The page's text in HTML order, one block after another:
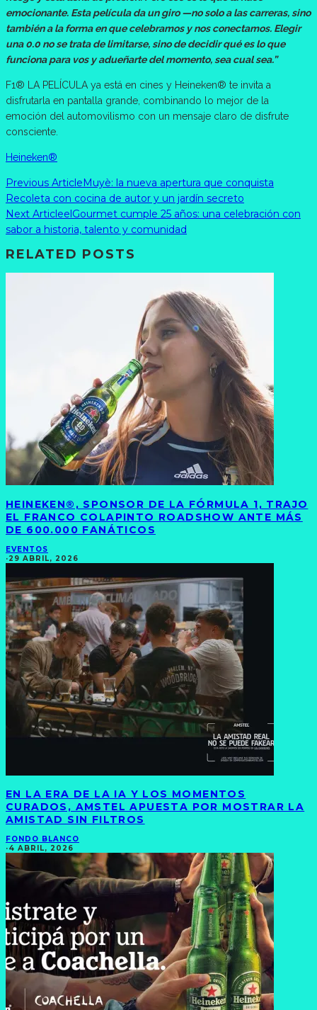
emocionante. Esta película da un giro —no solo a las carreras, sino
también a la forma en que celebramos y nos conectamos. Elegir
una 0.0 no se trata de limitarse, sino de decidir qué es lo que
funciona para vos y adueñarte del momento, sea cual sea.”
F1® LA PELÍCULA ya está en cines y Heineken® te invita a
disfrutarla en pantalla grande, combinando lo mejor de la
emoción del automovilismo con un mensaje claro de disfrute
consciente.
Heineken®
Previous ArticleMuyè: la nueva apertura que conquista
Recoleta con cocina de autor y un jardín secreto
Next ArticleelGourmet cumple 25 años: una celebración con
sabor a historia, talento y comunidad
RELATED POSTS
HEINEKEN®, SPONSOR DE LA FÓRMULA 1, TRAJO
EL FRANCO COLAPINTO ROADSHOW ANTE MÁS
DE 600.000 FANÁTICOS
EVENTOS
·29 ABRIL, 2026
EN LA ERA DE LA IA Y LOS MOMENTOS
CURADOS, AMSTEL APUESTA POR MOSTRAR LA
AMISTAD SIN FILTROS
FONDO BLANCO
·4 ABRIL, 2026